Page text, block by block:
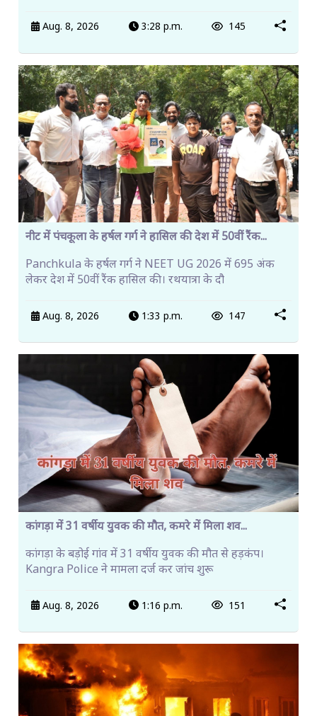
Aug. 8, 2026 3:28 p.m. 145
नीट में पंचकूला के हर्षल गर्ग ने हासिल की देश में 50वीं रैंक...
Panchkula के हर्षल गर्ग ने NEET UG 2026 में 695 अंक
लेकर देश में 50वीं रैंक हासिल की। रथयात्रा के दौ
Aug. 8, 2026 1:33 p.m. 147
कांगड़ा में 31 वर्षीय युवक की मौत, कमरे में मिला शव...
कांगड़ा के बड़ोई गांव में 31 वर्षीय युवक की मौत से हड़कंप।
Kangra Police ने मामला दर्ज कर जांच शुरू
Aug. 8, 2026 1:16 p.m. 151